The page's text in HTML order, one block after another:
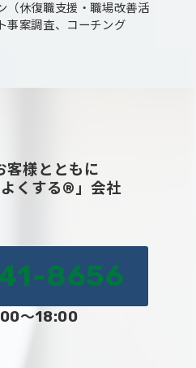
（休復職支援・職場改善活
事案調査、コーチング
客様とともに
よくする®」会社
8656
～18:00